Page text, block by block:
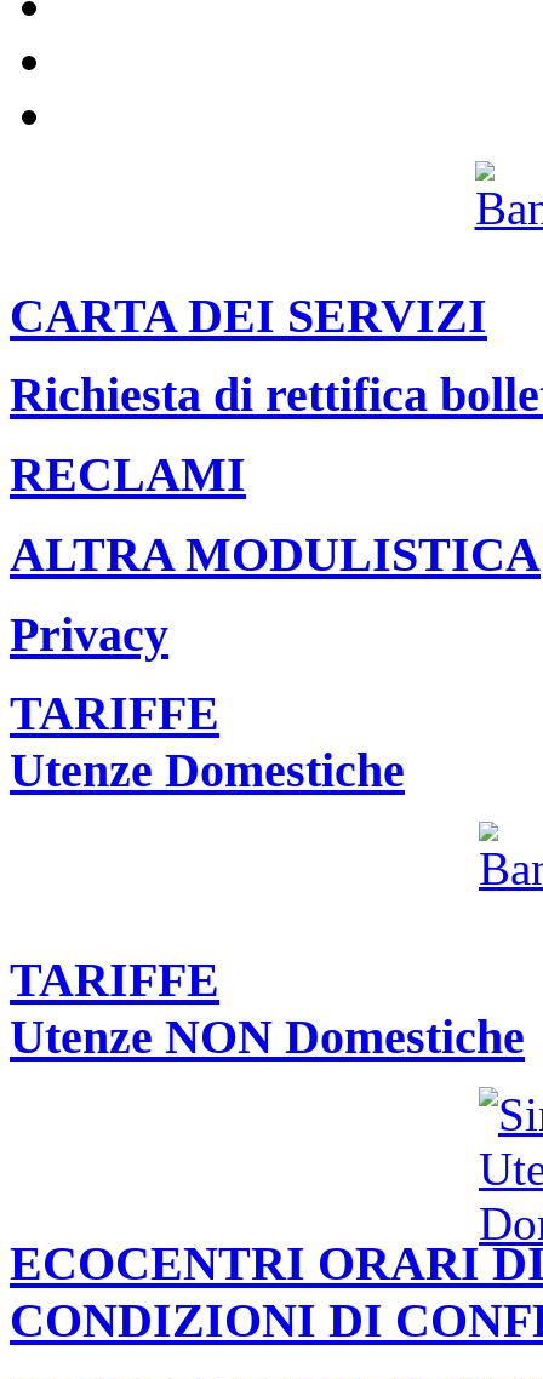
CARTA DEI SERVIZI
Richiesta di rettifica
RECLAMI
ALTRA MODULISTICA
Privacy
TARIFFE
Utenze Domestiche
TARIFFE
Utenze NON Domestiche
ECOCENTRI ORARI
CONDIZIONI DI